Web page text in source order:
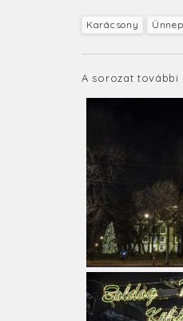
Karácsony Ünnep
A sorozat további